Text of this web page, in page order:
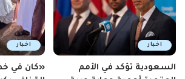
اخبار
السعودية تؤكد في الأمم
اخبار
«كان في